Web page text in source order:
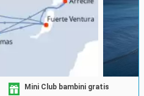
Mini Club bambini gratis